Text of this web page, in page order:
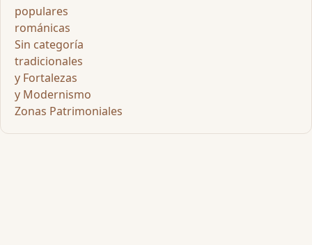
populares
románicas
Sin categoría
tradicionales
y Fortalezas
y Modernismo
Zonas Patrimoniales